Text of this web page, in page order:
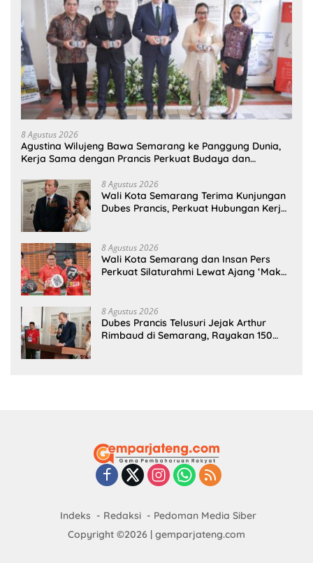
8 Agustus 2026
Agustina Wilujeng Bawa Semarang ke Panggung Dunia,
Kerja Sama dengan Prancis Perkuat Budaya dan
8 Agustus 2026
Wali Kota Semarang Terima Kunjungan
Dubes Prancis, Perkuat Hubungan Kerja
8 Agustus 2026
Wali Kota Semarang dan Insan Pers
Perkuat Silaturahmi Lewat Ajang ‘Mak
8 Agustus 2026
Dubes Prancis Telusuri Jejak Arthur
Rimbaud di Semarang, Rayakan 150
Indeks Redaksi
Pedoman Media Siber
Copyright ©2026 | gemparjateng.com